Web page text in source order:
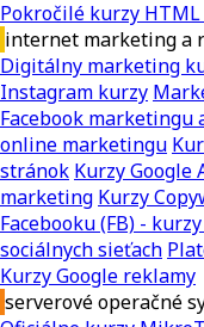
Pokročilé kurzy HTML
internet marketing a
Digitálny marketing
Instagram kurzy
Facebook marketingu
online marketingu
stránok Kurzy Google
marketing Kurzy
Facebooku (FB) -
sociálnych sieťach
Kurzy Google reklamy
serverové operačné